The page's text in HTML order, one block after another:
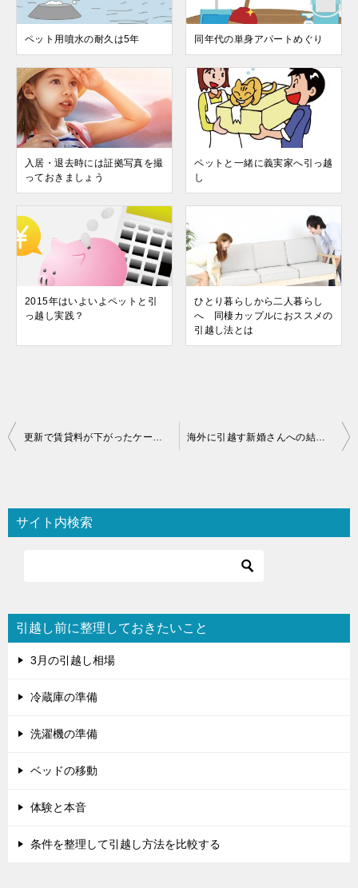
ペット用噴水の耐久は5年 同年代の単身アパートめぐり
入居・退去時には証拠写真を撮
っておきましょう
ペットと一緒に義実家へ引っ越
し
2015年はいよいよペットと引
っ越し実践？
ひとり暮らしから二人暮らし
へ 同棲カップルにおススメの
引越し法とは
投
ビ
ゲ
ョ
ン
更新で賃貸料が下がったケース、下がらなかったケース 海外に引越す新婚さんへの結婚祝い
サイト内検索
引越し前に整理しておきたいこと
3月の引越し相場
冷蔵庫の準備
洗濯機の準備
ベッドの移動
体験と本音
条件を整理して引越し方法を比較する